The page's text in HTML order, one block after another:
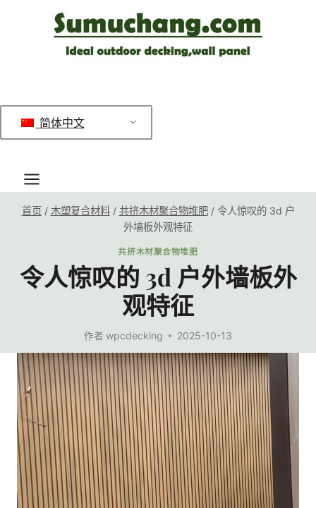
简体中文
首页 / 木塑复合材料 / 共挤木材聚合物堆肥 / 令人惊叹的 3d 户
外墙板外观特征
共挤木材聚合物堆肥
令人惊叹的 3d 户外墙板外
观特征
作者 wpcdecking 2025-10-13